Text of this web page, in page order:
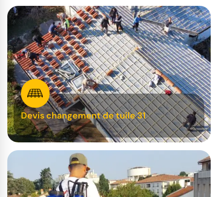
Devis changement de tuile 31